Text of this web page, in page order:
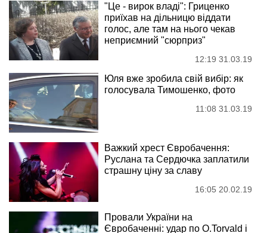
"Це - вирок владі": Гриценко
приїхав на дільницю віддати
голос, але там на нього чекав
неприємний "сюрприз"
12:19 31.03.19
Юля вже зробила свій вибір: як
голосувала Тимошенко, фото
11:08 31.03.19
Важкий хрест Євробачення:
Руслана та Сердючка заплатили
страшну ціну за славу
16:05 20.02.19
Провали України на
Євробаченні: удар по О.Torvald і